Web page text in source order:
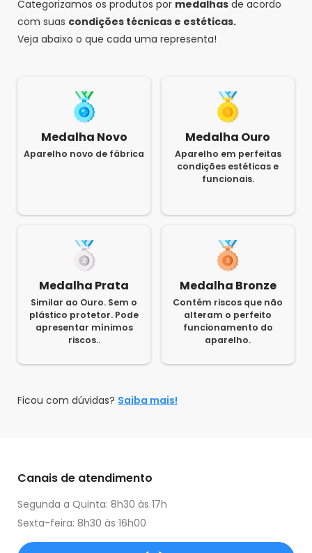
1 2 3 4
Categorizamos os produtos por medalhas de acordo
com suas condições técnicas e estéticas.
Veja abaixo o que cada uma representa!
Medalha Novo
Aparelho novo de fábrica
Medalha Ouro
Aparelho em perfeitas
condições estéticas e
funcionais.
Medalha Prata
Similar ao Ouro. Sem o
plástico protetor. Pode
apresentar mínimos
riscos..
Medalha Bronze
Contém riscos que não
alteram o perfeito
funcionamento do
aparelho.
Ficou com dúvidas? Saiba mais!
Canais de atendimento
Segunda a Quinta: 8h30 às 17h
Sexta-feira: 8h30 às 16h00